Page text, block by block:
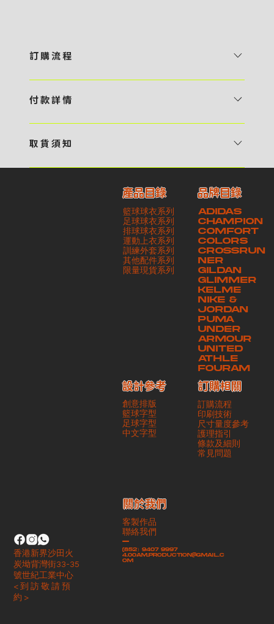
訂 購 流 程
預 約 〉，參看官網上的商品目錄和作品照片去選擇心儀的款式，同時可
報價 貴客可透過電郵方式或 WhatsApp 平台提交定製資料，4AM 團
相關價目，貴客最終確認後將獲取正式完整單據，請安排繳付貨款訂金以
啟動貨品製作 4 / 商品印製 訂金核實後，4AM 團隊將隨即開始製作 5
/ 貨品提取 商品製作完成後，4AM 團隊將聯絡貴客安排貨款餘額及提取
貨品。貴客可選擇最適合的付款方式以及取貨安排
付 款 詳 情
・ Payme ・ 現金機入數 ・ 銀行櫃檯入數 ・ ATM自動櫃員機轉帳 ・
交易單據。如貴客欲更改電郵地址，請與 4AM 團隊聯絡 - 貴客的付款
記錄可透過電郵 或 WhatsApp平台（ 請註明訂單編號 ）交予4AM 團
隊核實有關款項 - 任何轉帳或換匯交易手續費等額外費用，一概不歸屬
本公司之責任 - 貴客請於收獲本公司正式訂購單據後 3 個工作天內安排
付款。如未能按期繳付所需款項，貴客須緻交因逾期所衍生之額外行政費
取 貨 須 知
請與4AM團隊職員聯絡預約取貨時間｜​ ・ GoGoVan ｜即日完成配送
服務｜運費由貴客現金支付司機｜ ・ 順豐速運 ｜貨件運送需要多於2－
3個工作天｜到付｜​ - 貴客請於貨品可取日起之 10 個工作天內安排提取
貨品，如逾期未取，本公司將不予保存相關貨品。有關貨款訂金將不予歸
還，貴客仍須負責貨款餘額 - 貴客請於收貨時小心核對貨品數量及檢查
貨品品質 - 基於 S.F. Express / GoGoVan 等託運商為第三方服務，
本公司將保證貨品安全到達第三方手中。如第三方在運送過程中引致任何
有關貨品之遺失、損毀、誤投或運送延誤，本公司一律不負責
產品目錄
籃球球衣系列
足球球衣系列
排球球衣系列
運動上衣系列
訓練外套系列
其他配件系列
​限量現貨系列
ADIDAS
CHAMPION
COMFORT
COLORS
CROSSRUN
NER
GILDAN
GLIMMER
KELME
NIKE &
JORDAN
PUMA
UNDER
ARMOUR
UNITED
ATHLE
FOURAM
品牌目錄
創意排版
籃球字型
足球字型
​中文字型
設計參考
訂購流程
印刷技術
尺寸量度參考
護理指引
條款及細則
​常見問題
訂購相關
客製作品
聯絡我們
-
(852）9407 9997
4.00am.production@gmail.c
om
​關於我們
香港新界沙田火
炭坳背灣街33-35
號世紀工業中心
< 到 訪 敬 請 預
約 >